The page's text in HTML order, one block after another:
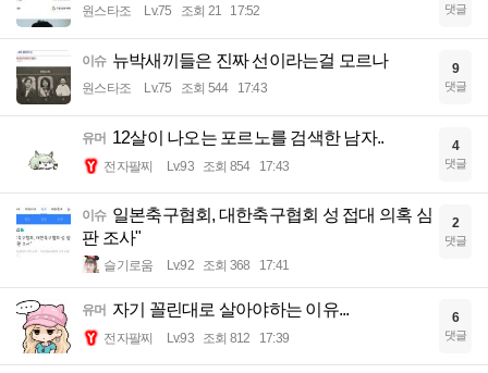
원스타조 Lv.75 조회 21 17:52 댓글
이슈 뉴박새끼들은 진짜 선이라는걸 모르나
원스타조 Lv.75 조회 544 17:43
9
댓글
유머 12살이 나오는 포르노를 검색한 남자..
전자팔찌 Lv.93 조회 854 17:43
4
댓글
이슈 일본축구협회, 대한축구협회 성 접대 의혹 심
판 조사"
슬기로움 Lv.92 조회 368 17:41
2
댓글
유머 자기 꼴린대로 살아야하는 이유...
전자팔찌 Lv.93 조회 812 17:39
6
댓글